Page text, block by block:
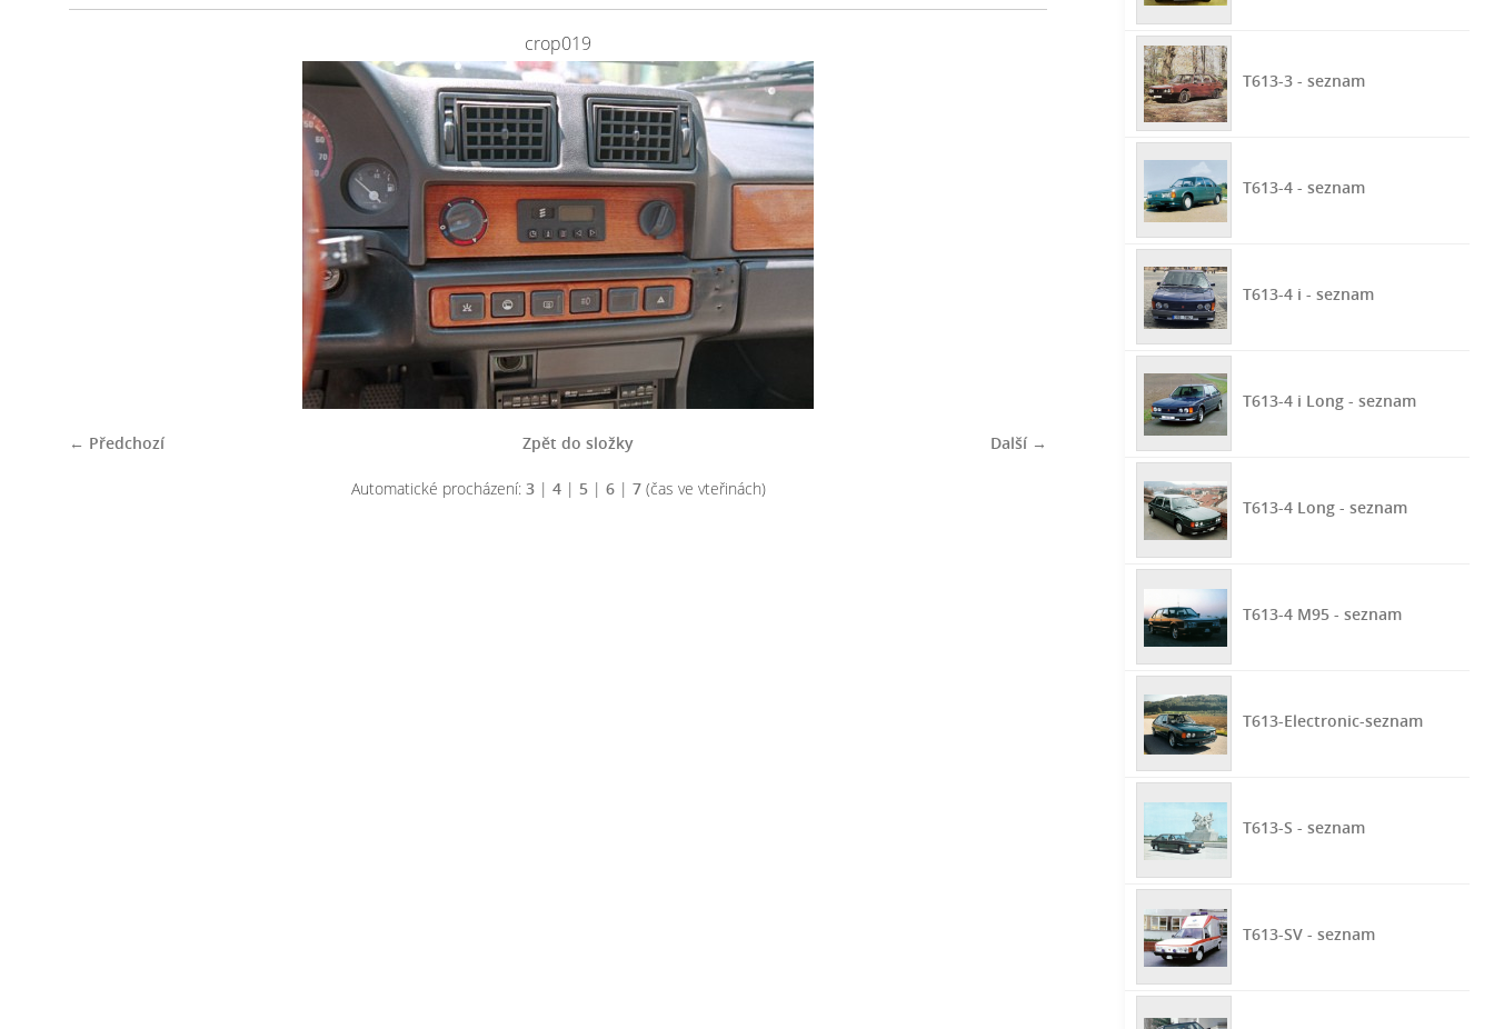
crop019
← Předchozí Další →
Zpět do složky
Automatické procházení: 3| 4| 5| 6| 7(čas ve vteřinách)
T613-3 - seznam
T613-4 - seznam
T613-4 i - seznam
T613-4 i Long - seznam
T613-4 Long - seznam
T613-4 M95 - seznam
T613-Electronic-seznam
T613-S - seznam
T613-SV - seznam